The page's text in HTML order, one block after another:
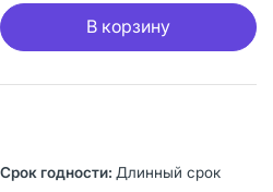
В корзину
Длинный срок